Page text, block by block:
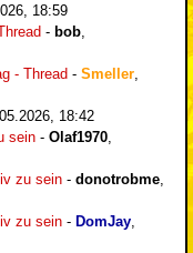
18:59
- bob
- Thread - Smeller
18:42
sein - Olaf1970
zu sein - donotrobme
zu sein - DomJay